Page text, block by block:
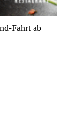
Fahrt ab